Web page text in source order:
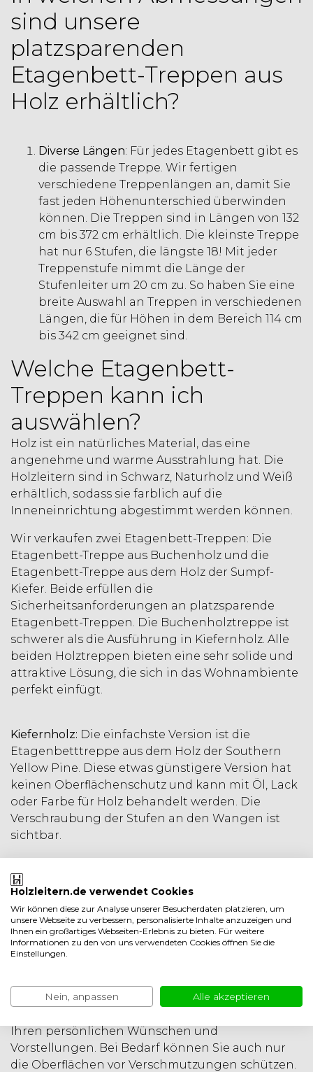
sind unsere
platzsparenden
Etagenbett-Treppen aus
Holz erhältlich?
Diverse Längen: Für jedes Etagenbett gibt es
die passende Treppe. Wir fertigen
verschiedene Treppenlängen an, damit Sie
fast jeden Höhenunterschied überwinden
können. Die Treppen sind in Längen von 132
cm bis 372 cm erhältlich. Die kleinste Treppe
hat nur 6 Stufen, die längste 18! Mit jeder
Treppenstufe nimmt die Länge der
Stufenleiter um 20 cm zu. So haben Sie eine
breite Auswahl an Treppen in verschiedenen
Längen, die für Höhen in dem Bereich 114 cm
bis 342 cm geeignet sind.
Welche Etagenbett-
Treppen kann ich
auswählen?
Holz ist ein natürliches Material, das eine
angenehme und warme Ausstrahlung hat. Die
Holzleitern sind in Schwarz, Naturholz und Weiß
erhältlich, sodass sie farblich auf die
Inneneinrichtung abgestimmt werden können.
Wir verkaufen zwei Etagenbett-Treppen: Die
Etagenbett-Treppe aus Buchenholz und die
Etagenbett-Treppe aus dem Holz der Sumpf-
Kiefer. Beide erfüllen die
Sicherheitsanforderungen an platzsparende
Etagenbett-Treppen. Die Buchenholztreppe ist
schwerer als die Ausführung in Kiefernholz. Alle
beiden Holztreppen bieten eine sehr solide und
attraktive Lösung, die sich in das Wohnambiente
perfekt einfügt.
Kiefernholz: Die einfachste Version ist die
Etagenbetttreppe aus dem Holz der Southern
Yellow Pine. Diese etwas günstigere Version hat
keinen Oberflächenschutz und kann mit Öl, Lack
oder Farbe für Holz behandelt werden. Die
Verschraubung der Stufen an den Wangen ist
sichtbar.
ganz Besonderem sind, dann ist die
Buchenholztreppe genau das Richtige für Sie.
Bei dieser Ausführung werden die Stufen in die
Wangen eingelassen, sodass außenseitig keine
Verschraubungen sichtbar sind. Das feine
bei Bedarf gestrichen werden. Ob geölt, lackiert
Ihren persönlichen Wünschen und
Vorstellungen. Bei Bedarf können Sie auch nur
die Oberflächen vor Verschmutzungen schützen.
Holzleitern.de verwendet Cookies
Wir können diese zur Analyse unserer Besucherdaten platzieren, um
unsere Webseite zu verbessern, personalisierte Inhalte anzuzeigen und
Ihnen ein großartiges Webseiten-Erlebnis zu bieten. Für weitere
Informationen zu den von uns verwendeten Cookies öffnen Sie die
Einstellungen.
Nein, anpassen Alle akzeptieren